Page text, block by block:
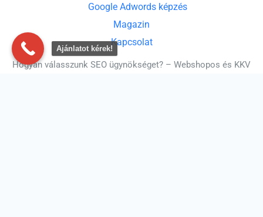
Google Adwords képzés
Magazin
Kapcsolat
Hogyan válasszunk SEO ügynökséget? – Webshopos és KKV
Ajánlatot kérek!